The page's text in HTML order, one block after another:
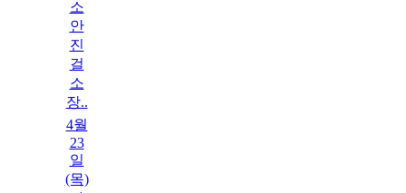
소
안
진
걸
소
장..
4월
23
일
(목)